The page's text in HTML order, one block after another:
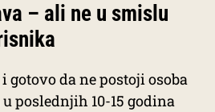
– ali ne u smislu
gotovo da ne postoji osoba
poslednjih 10-15 godina